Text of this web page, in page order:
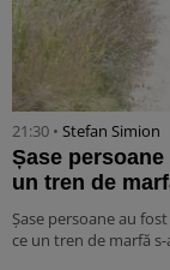
21:30 • Stefan Simion
Șase
un tren de
Șase persoane au
ce un tren de marfă